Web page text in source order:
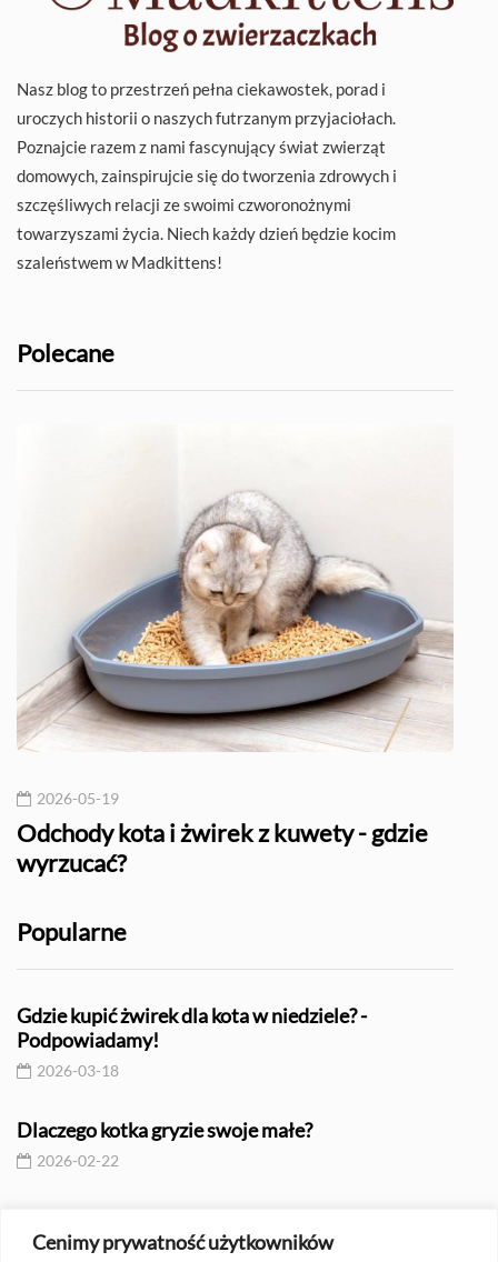
Cenimy prywatność użytkowników
Nasz blog to przestrzeń pełna ciekawostek, porad i
uroczych historii o naszych futrzanym przyjaciołach.
Poznajcie razem z nami fascynujący świat zwierząt
domowych, zainspirujcie się do tworzenia zdrowych i
szczęśliwych relacji ze swoimi czworonożnymi
towarzyszami życia. Niech każdy dzień będzie kocim
szaleństwem w Madkittens!
Polecane
2026-05-19
Odchody kota i żwirek z kuwety - gdzie
wyrzucać?
Popularne
Gdzie kupić żwirek dla kota w niedziele? -
Podpowiadamy!
2026-03-18
Dlaczego kotka gryzie swoje małe?
2026-02-22
2026-05-29